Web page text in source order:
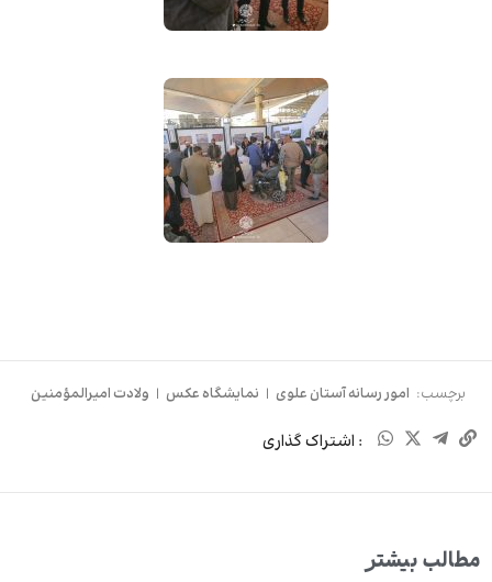
برچسب: امور رسانه آستان علوی | نمایشگاه عکس | ولادت امیرالمؤمنین
: اشتراک گذاری
مطالب بیشتر